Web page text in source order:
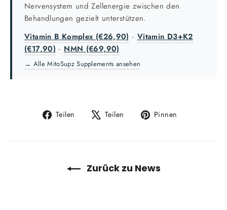
Nervensystem und Zellenergie zwischen den
Behandlungen gezielt unterstützen.
Vitamin B Komplex (€26,90) · Vitamin D3+K2
(€17,90) · NMN (€69,90)
→ Alle MitoSupz Supplements ansehen
Teilen
Auf
teilen
Teilen
Auf
twittern
Pinnen
pinnen
Zurück zu News